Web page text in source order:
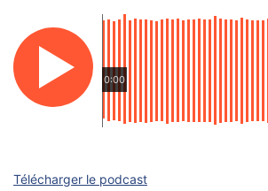
0:00
Télécharger le podcast